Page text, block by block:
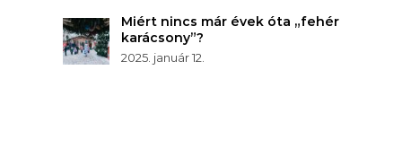
Miért nincs már évek óta „fehér
karácsony”?
2025. január 12.